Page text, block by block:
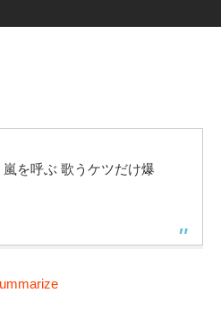
嵐を呼ぶ 歌うケツだけ爆